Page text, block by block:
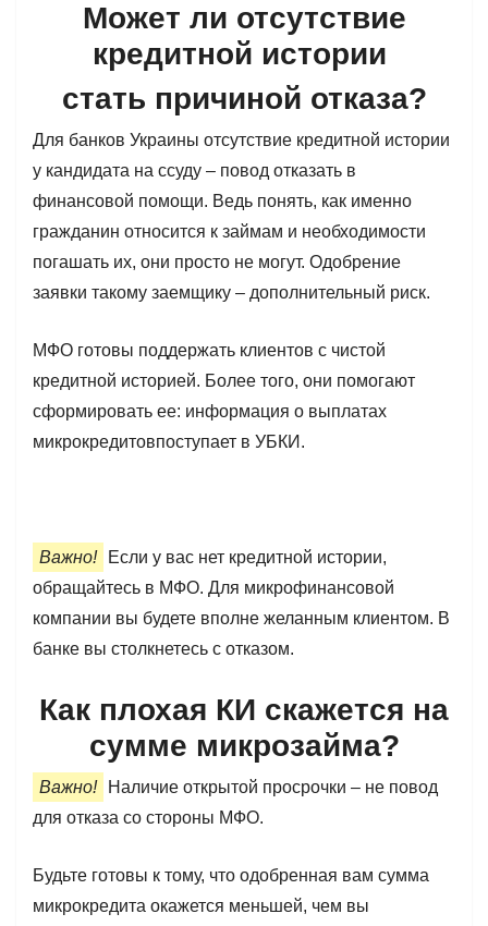
Может ли отсутствие
кредитной истории
стать причиной отказа?
Для банков Украины отсутствие кредитной истории
у кандидата на ссуду – повод отказать в
финансовой помощи. Ведь понять, как именно
гражданин относится к займам и необходимости
погашать их, они просто не могут. Одобрение
заявки такому заемщику – дополнительный риск.
МФО готовы поддержать клиентов с чистой
кредитной историей. Более того, они помогают
сформировать ее: информация о выплатах
микрокредитовпоступает в УБКИ.
Важно!
Если у вас нет кредитной истории,
обращайтесь в МФО. Для микрофинансовой
компании вы будете вполне желанным клиентом. В
банке вы столкнетесь с отказом.
Как плохая КИ скажется на
сумме микрозайма?
Важно!
Наличие открытой просрочки – не повод
для отказа со стороны МФО.
Будьте готовы к тому, что одобренная вам сумма
микрокредита окажется меньшей, чем вы